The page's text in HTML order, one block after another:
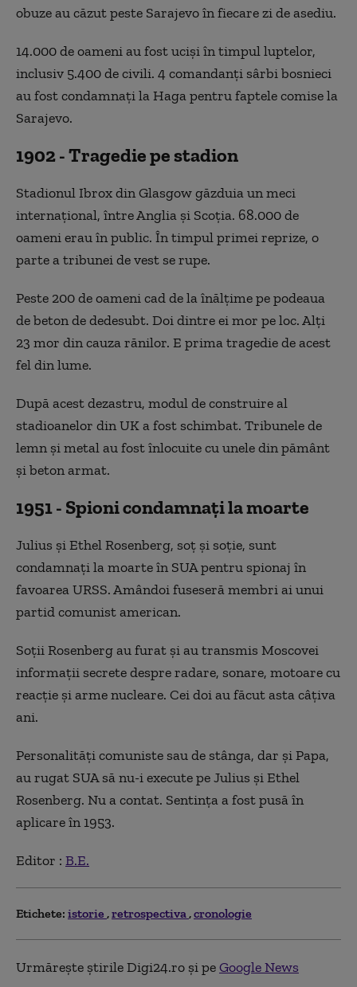
obuze au căzut peste Sarajevo în fiecare zi de asediu.
14.000 de oameni au fost uciși în timpul luptelor,
inclusiv 5.400 de civili. 4 comandanți sârbi bosnieci
au fost condamnați la Haga pentru faptele comise la
Sarajevo.
1902 - Tragedie pe stadion
Stadionul Ibrox din Glasgow găzduia un meci
internațional, între Anglia și Scoția. 68.000 de
oameni erau în public. În timpul primei reprize, o
parte a tribunei de vest se rupe.
Peste 200 de oameni cad de la înălțime pe podeaua
de beton de dedesubt. Doi dintre ei mor pe loc. Alți
23 mor din cauza rănilor. E prima tragedie de acest
fel din lume.
După acest dezastru, modul de construire al
stadioanelor din UK a fost schimbat. Tribunele de
lemn și metal au fost înlocuite cu unele din pământ
și beton armat.
1951 - Spioni condamnați la moarte
Julius și Ethel Rosenberg, soț și soție, sunt
condamnați la moarte în SUA pentru spionaj în
favoarea URSS. Amândoi fuseseră membri ai unui
partid comunist american.
Soții Rosenberg au furat și au transmis Moscovei
informații secrete despre radare, sonare, motoare cu
reacție și arme nucleare. Cei doi au făcut asta câțiva
ani.
Personalități comuniste sau de stânga, dar și Papa,
au rugat SUA să nu-i execute pe Julius și Ethel
Rosenberg. Nu a contat. Sentința a fost pusă în
aplicare în 1953.
Editor : B.E.
Etichete: istorie retrospectiva cronologie
Urmărește știrile Digi24.ro și peGoogle News